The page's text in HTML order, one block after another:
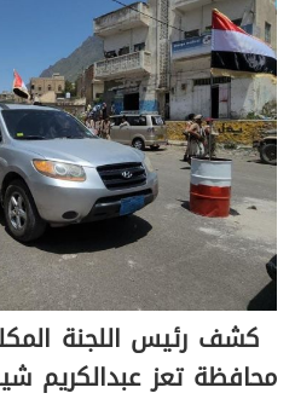
كشف رئيس اللجنة
محافظة تعز عبدالكريم